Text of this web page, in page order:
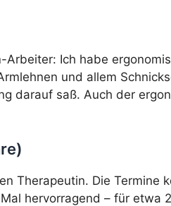
Ich habe
und allem
darauf saß. Auch der
Therapeutin. Die Termine
hervorragend – für